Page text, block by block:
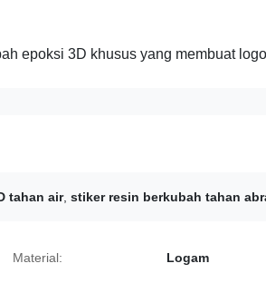
epoksi 3D khusus yang membuat
tahan air, stiker resin berkubah tahan
Material: Logam